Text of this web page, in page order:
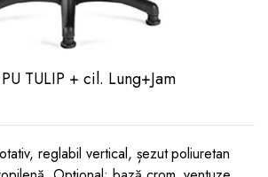
TULIP + cil. Lung+Jam
reglabil vertical, șezut poliuretan